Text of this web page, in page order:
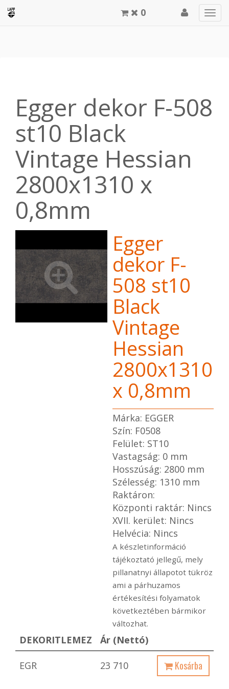
0
Egger dekor F-508
st10 Black
Vintage Hessian
2800x1310 x
0,8mm
Egger
dekor F-
508 st10
Black
Vintage
Hessian
2800x1310
x 0,8mm
Márka: EGGER
Szín: F0508
Felület: ST10
Vastagság: 0 mm
Hosszúság: 2800 mm
Szélesség: 1310 mm
Raktáron:
Központi raktár: Nincs
XVII. kerület: Nincs
Helvécia: Nincs
A készletinformáció
tájékoztató jellegű, mely
pillanatnyi állapotot tükröz
ami a párhuzamos
értékesítési folyamatok
következtében bármikor
változhat.
DEKORITLEMEZ Ár (Nettó)
EGR 23 710 Kosárba